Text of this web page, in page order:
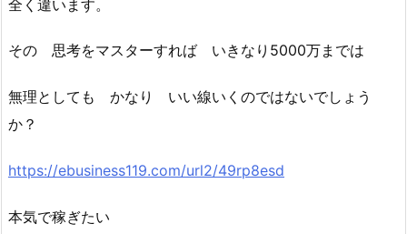
全く違います。
その 思考をマスターすれば いきなり5000万までは
無理としても かなり いい線いくのではないでしょう
か？
https://ebusiness119.com/url2/49rp8esd
本気で稼ぎたい